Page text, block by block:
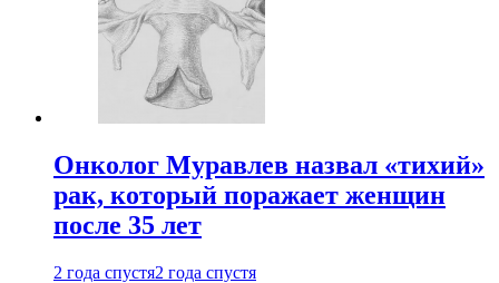
Онколог Муравлев назвал «тихий»
рак, который поражает женщин
после 35 лет
2 года спустя2 года спустя